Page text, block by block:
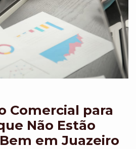
Comercial para
Não Estão
em Juazeiro